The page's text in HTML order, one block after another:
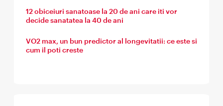
12 obiceiuri sanatoase la 20 de ani care iti vor
decide sanatatea la 40 de ani
VO2 max, un bun predictor al longevitatii: ce este si
cum il poti creste